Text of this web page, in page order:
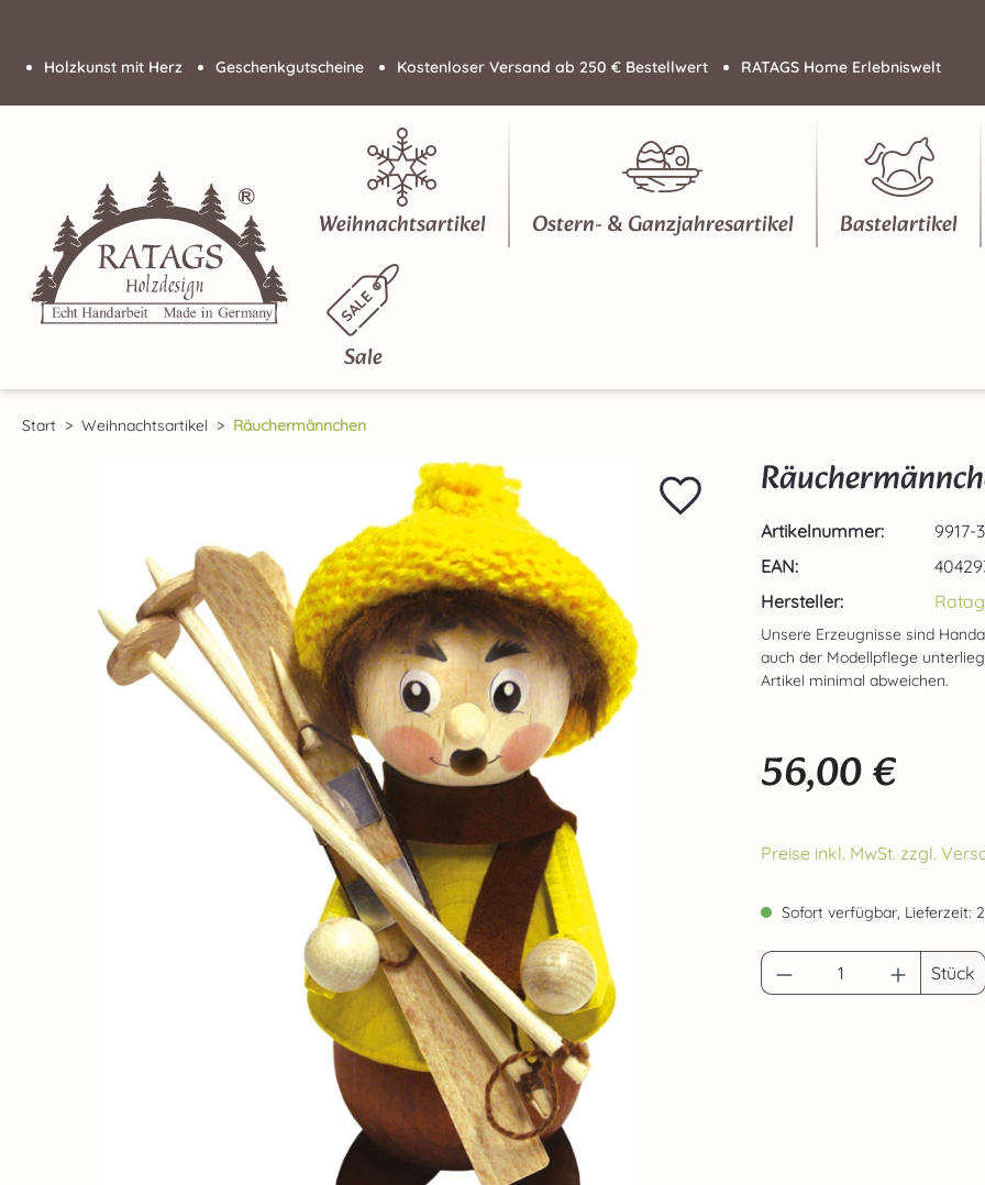
Holzkunst mit Herz Geschenkgutscheine Kostenloser Versand ab 250 € Bestellwert RATAGS Home Erlebniswelt
Weihnachtsartikel Ostern- & Ganzjahresartikel Bastelartikel
Sale
Start Weihnachtsartikel Räuchermännchen
Artikelnummer:
9917-
EAN:
Hersteller:
Unsere Erzeugnisse sind
auch der Modellpflege
Artikel minimal abweichen.
Regulärer Preis:
56,00 €
Preise inkl. MwSt. zzgl.
Sofort verfügbar, Lieferzeit:
Produkt Anzahl:
Stück